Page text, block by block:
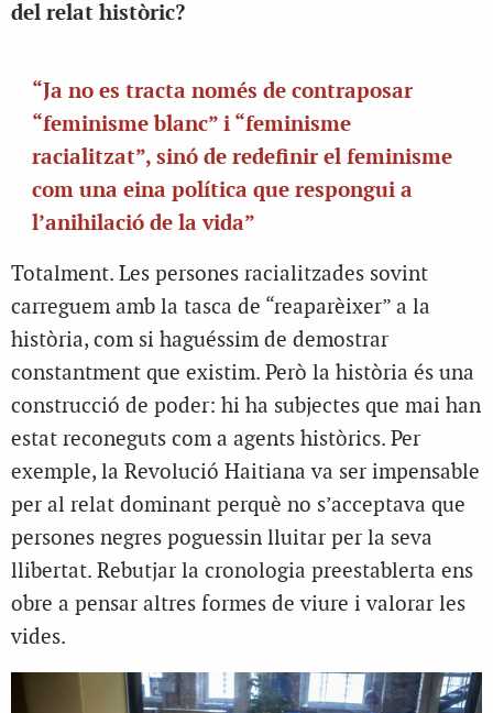
del relat històric?
“Ja no es tracta només de contraposar
“feminisme blanc” i “feminisme
racialitzat”, sinó de redefinir el feminisme
com una eina política que respongui a
l’anihilació de la vida”
Totalment. Les persones racialitzades sovint
carreguem amb la tasca de “reaparèixer” a la
història, com si haguéssim de demostrar
constantment que existim. Però la història és una
construcció de poder: hi ha subjectes que mai han
estat reconeguts com a agents històrics. Per
exemple, la Revolució Haitiana va ser impensable
per al relat dominant perquè no s’acceptava que
persones negres poguessin lluitar per la seva
llibertat. Rebutjar la cronologia preestablerta ens
obre a pensar altres formes de viure i valorar les
vides.